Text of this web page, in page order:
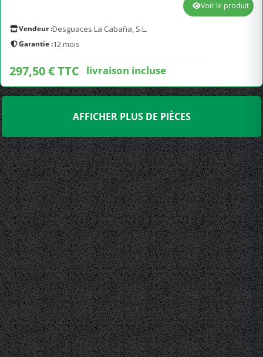
Vendeur :Desguaces La Cabaña, S.L.
Garantie :12 mois
297,50 € TTC livraison incluse
Voir le produit
AFFICHER PLUS DE PIÈCES